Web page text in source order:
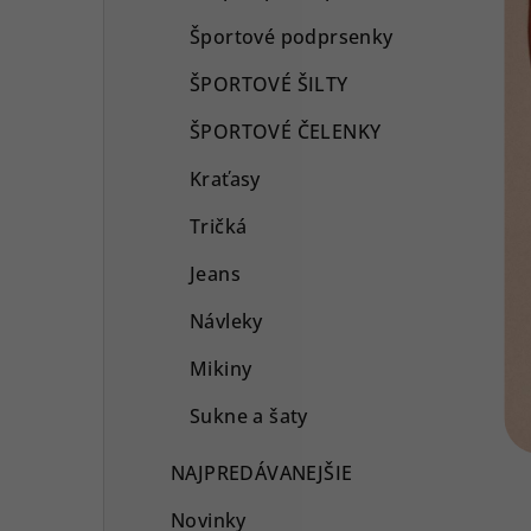
Športové podprsenky
ŠPORTOVÉ ŠILTY
ŠPORTOVÉ ČELENKY
Kraťasy
Tričká
Jeans
Návleky
Mikiny
Sukne a šaty
NAJPREDÁVANEJŠIE
Novinky